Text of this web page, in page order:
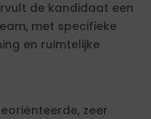
de kandidaat een
met specifieke
en ruimtelijke
zeer